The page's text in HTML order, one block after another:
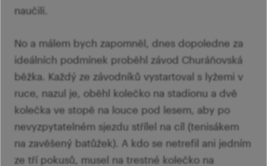
naučili.
No a málem bych zapomněl, dnes dopoledne za
ideálních podmínek proběhl závod Churáňovská
běžka. Každý ze závodníků vystartoval s lyžemi v
ruce, nazul je, oběhl kolečko na stadionu a dvě
kolečka ve stopě na louce pod lesem, aby po
nevyzpytatelném sjezdu střílel na cíl (tenisákem
na zavěšený batůžek). A kdo se netrefil ani jedním
ze tří pokusů, musel na trestné kolečko na